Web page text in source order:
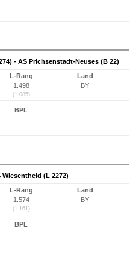
- AS Prichsenstadt-Neuses (B 22)
L-Rang
1.498
(1.085)
Land
BY
BPL
(L 2272)
L-Rang
1.574
(1.161)
Land
BY
BPL